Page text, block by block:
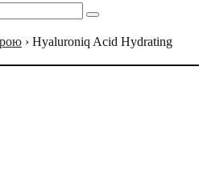
› Hyaluroniq Acid Hydrating